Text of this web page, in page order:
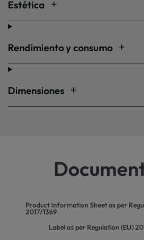
Estética
Rendimiento y consumo
Dimensiones
Product Information Sheet as per
2017/1369
Label as per Regulation (EU)